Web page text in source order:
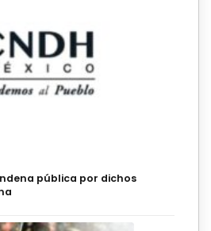
pública por dichos